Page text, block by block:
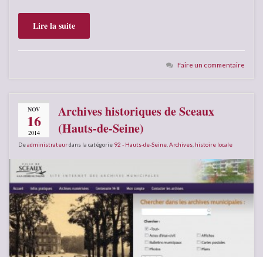
Lire la suite
Faire un commentaire
NOV
16
2014
Archives historiques de Sceaux
(Hauts-de-Seine)
Deadministrateurdans la catégorie 92 - Hauts-de-Seine,Archives, histoire locale